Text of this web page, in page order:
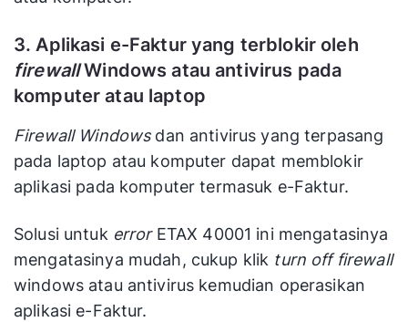
3. Aplikasi e-Faktur yang terblokir oleh
firewallWindows atau antivirus pada
komputer atau laptop
Firewall Windowsdan antivirus yang terpasang
pada laptop atau komputer dapat memblokir
aplikasi pada komputer termasuk e-Faktur.
Solusi untuk errorETAX 40001 ini mengatasinya
mengatasinya mudah, cukup klik turn off firewall
windows atau antivirus kemudian operasikan
aplikasi e-Faktur.